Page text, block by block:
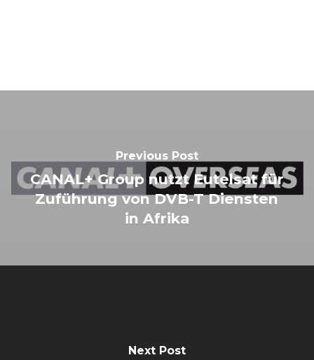
Previous Post
CANAL+ Group nutzt Eutelsat für
Zuführung von DVB-T Diensten
in Afrika
Next Post